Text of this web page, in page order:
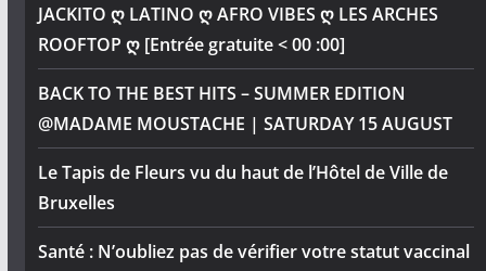
JACKITO ღ LATINO ღ AFRO VIBES ღ LES ARCHES
ROOFTOP ღ [Entrée gratuite < 00 :00]
BACK TO THE BEST HITS – SUMMER EDITION
@MADAME MOUSTACHE | SATURDAY 15 AUGUST
Le Tapis de Fleurs vu du haut de l’Hôtel de Ville de
Bruxelles
Santé : N’oubliez pas de vérifier votre statut vaccinal